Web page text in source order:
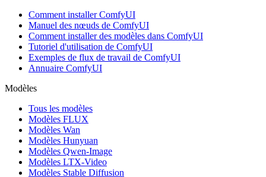
Comment installer ComfyUI
Manuel des nœuds de ComfyUI
Comment installer des modèles dans ComfyUI
Tutoriel d'utilisation de ComfyUI
Exemples de flux de travail de ComfyUI
Annuaire ComfyUI
Modèles
Tous les modèles
Modèles FLUX
Modèles Wan
Modèles Hunyuan
Modèles Qwen-Image
Modèles LTX-Video
Modèles Stable Diffusion